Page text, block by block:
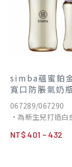
•符合人體工學輔
使用握感舒適不打
•可替換海綿，刷
使用。
•整支可懸掛，便
simba蘊蜜鉑
寬口防脹氣奶
芙-270ml/
067289/067290
•為新生兒打造白
•Aspir5.0智能防
NT$ 401 ~ 432